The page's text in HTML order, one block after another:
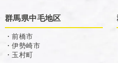
群馬県中毛地区
・前橋市
・伊勢崎市
・玉村町